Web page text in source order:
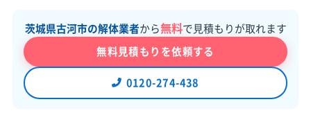
茨城県古河市の解体業者から無料で見積もりが取れます
無料見積もりを依頼する
0120-274-438